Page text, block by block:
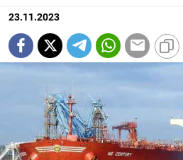
23.11.2023